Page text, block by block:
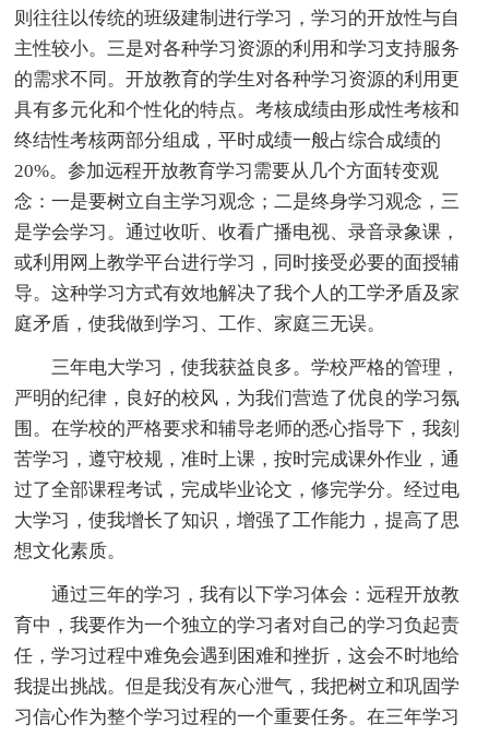
则往往以传统的班级建制进行学习，学习的开放性与自
主性较小。三是对各种学习资源的利用和学习支持服务
的需求不同。开放教育的学生对各种学习资源的利用更
具有多元化和个性化的特点。考核成绩由形成性考核和
终结性考核两部分组成，平时成绩一般占综合成绩的
20%。参加远程开放教育学习需要从几个方面转变观
念：一是要树立自主学习观念；二是终身学习观念，三
是学会学习。通过收听、收看广播电视、录音录象课，
或利用网上教学平台进行学习，同时接受必要的面授辅
导。这种学习方式有效地解决了我个人的工学矛盾及家
庭矛盾，使我做到学习、工作、家庭三无误。
三年电大学习，使我获益良多。学校严格的管理，
严明的纪律，良好的校风，为我们营造了优良的学习氛
围。在学校的严格要求和辅导老师的悉心指导下，我刻
苦学习，遵守校规，准时上课，按时完成课外作业，通
过了全部课程考试，完成毕业论文，修完学分。经过电
大学习，使我增长了知识，增强了工作能力，提高了思
想文化素质。
通过三年的学习，我有以下学习体会：远程开放教
育中，我要作为一个独立的学习者对自己的学习负起责
任，学习过程中难免会遇到困难和挫折，这会不时地给
我提出挑战。但是我没有灰心泄气，我把树立和巩固学
习信心作为整个学习过程的一个重要任务。在三年学习